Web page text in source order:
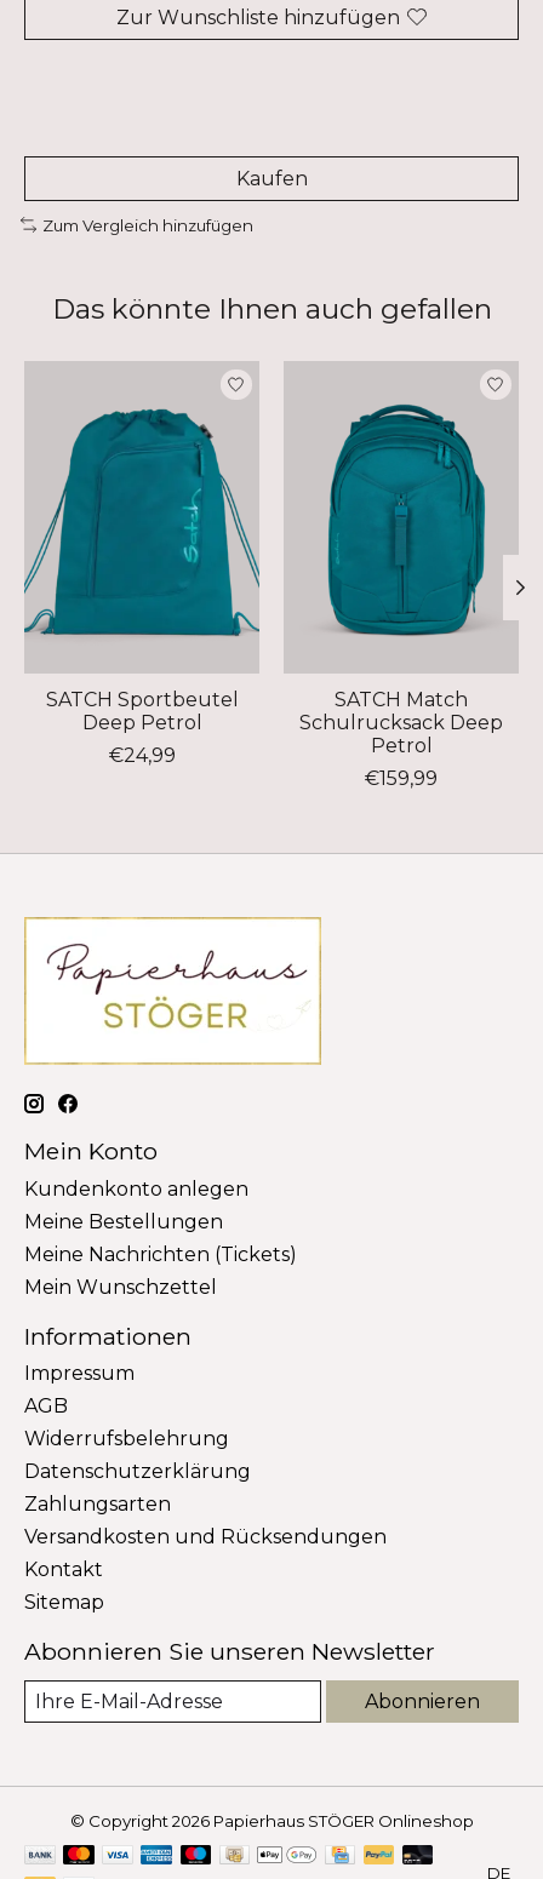
Zur Wunschliste hinzufügen
Kaufen
Zum Vergleich hinzufügen
Das könnte Ihnen auch gefallen
Produkt-Karussell-Artikel
SATCH Sportbeutel
Deep Petrol
€24,99
SATCH Match
Schulrucksack Deep
Petrol
€159,99
Mein Konto
Kundenkonto anlegen
Meine Bestellungen
Meine Nachrichten (Tickets)
Mein Wunschzettel
Informationen
Impressum
AGB
Widerrufsbelehrung
Datenschutzerklärung
Zahlungsarten
Versandkosten und Rücksendungen
Kontakt
Sitemap
Abonnieren Sie unseren Newsletter
Abonnieren
© Copyright 2026 Papierhaus STÖGER Onlineshop
DE